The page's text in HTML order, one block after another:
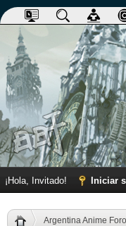
¡Hola, Invitado! Iniciar
Argentina Anime